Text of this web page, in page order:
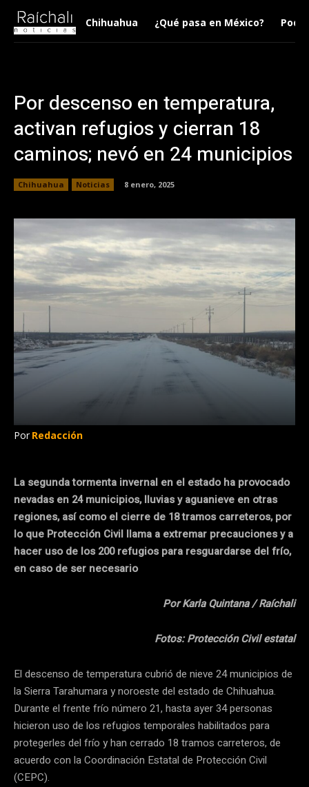
Chihuahua ¿Qué pasa en México?
Por descenso en temperatura,
activan refugios y cierran 18
caminos; nevó en 24 municipios
Chihuahua Noticias 8 enero, 2025
Por Redacción
La segunda tormenta invernal en el estado ha provocado
nevadas en 24 municipios, lluvias y aguanieve en otras
regiones, así como el cierre de 18 tramos carreteros, por
lo que Protección Civil llama a extremar precauciones y a
hacer uso de los 200 refugios para resguardarse del frío,
en caso de ser necesario
Por Karla Quintana / Raíchali
Fotos: Protección Civil estatal
El descenso de temperatura cubrió de nieve 24 municipios de
la Sierra Tarahumara y noroeste del estado de Chihuahua.
Durante el frente frío número 21, hasta ayer 34 personas
hicieron uso de los refugios temporales habilitados para
protegerles del frío y han cerrado 18 tramos carreteros, de
acuerdo con la Coordinación Estatal de Protección Civil
(CEPC).